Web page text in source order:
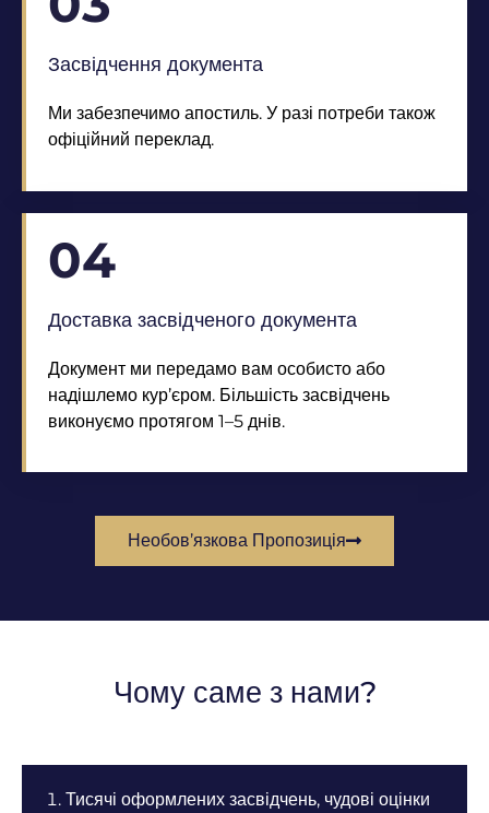
Засвідчення документа
Ми забезпечимо апостиль. У разі потреби також
офіційний переклад.
04
Доставка засвідченого документа
Документ ми передамо вам особисто або
надішлемо кур’єром. Більшість засвідчень
виконуємо протягом 1–5 днів.
Необов’язкова Пропозиція
Чому саме з нами?
Тисячі оформлених засвідчень, чудові оцінки